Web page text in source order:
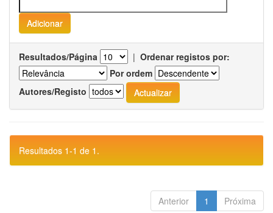
Resultados/Página | Ordenar registos por:
Por ordem
Autores/Registo
Resultados 1-1 de 1.
Anterior 1 Próxima